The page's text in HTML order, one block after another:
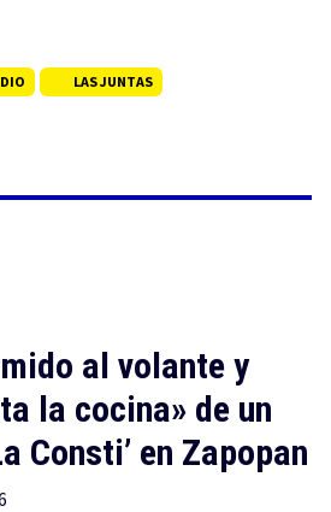
LAS JUNTAS
al volante y
la cocina» de un
Consti’ en Zapopan